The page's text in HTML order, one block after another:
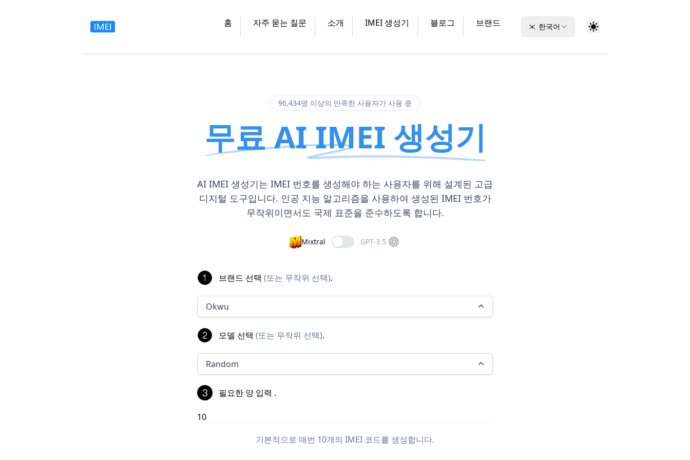
홈 자주 묻는 질문 소개 IMEI 생성기 블로그 브랜드 🇰🇷 한국어
96,434명 이상의 만족한 사용자가 사용 중
무료 AI IMEI 생성기
AI IMEI 생성기는 IMEI 번호를 생성해야 하는 사용자를 위해 설계된 고급
디지털 도구입니다. 인공 지능 알고리즘을 사용하여 생성된 IMEI 번호가
무작위이면서도 국제 표준을 준수하도록 합니다.
Mixtral GPT-3.5
브랜드 선택 (또는 무작위 선택).
Okwu
모델 선택 (또는 무작위 선택).
Random
필요한 양 입력 .
기본적으로 매번 10개의 IMEI 코드를 생성합니다.